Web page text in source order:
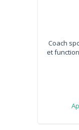
Coach
et